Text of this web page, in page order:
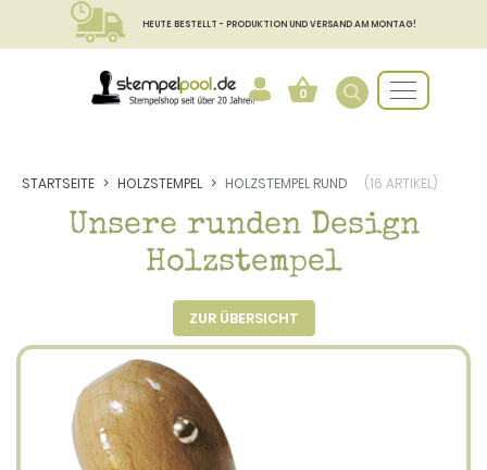
HEUTE BESTELLT - PRODUKTION UND VERSAND AM MONTAG!
0
STARTSEITE HOLZSTEMPEL HOLZSTEMPEL RUND (16 ARTIKEL)
Unsere runden Design
Holzstempel
ZUR ÜBERSICHT